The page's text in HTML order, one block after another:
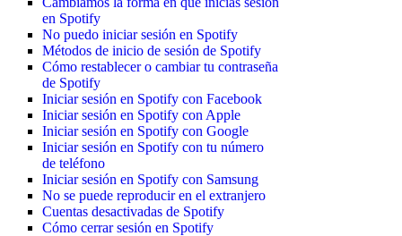
en Spotify
No puedo iniciar sesión en Spotify
Métodos de inicio de sesión de Spotify
Cómo restablecer o cambiar tu contraseña
de Spotify
Iniciar sesión en Spotify con Facebook
Iniciar sesión en Spotify con Apple
Iniciar sesión en Spotify con Google
Iniciar sesión en Spotify con tu número
de teléfono
Iniciar sesión en Spotify con Samsung
No se puede reproducir en el extranjero
Cuentas desactivadas de Spotify
Cómo cerrar sesión en Spotify